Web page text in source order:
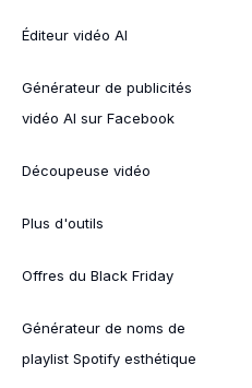
Éditeur vidéo AI
Générateur de publicités
vidéo AI sur Facebook
Découpeuse vidéo
Plus d'outils
Offres du Black Friday
Générateur de noms de
playlist Spotify esthétique